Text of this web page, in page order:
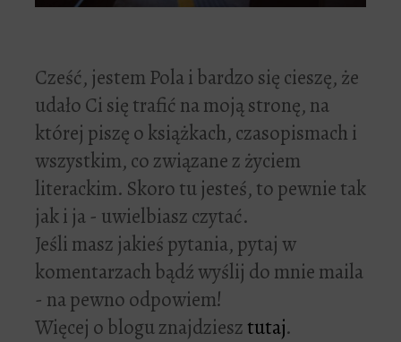
Cześć, jestem Pola i bardzo się cieszę, że
udało Ci się trafić na moją stronę, na
której piszę o książkach, czasopismach i
wszystkim, co związane z życiem
literackim. Skoro tu jesteś, to pewnie tak
jak i ja - uwielbiasz czytać.
Jeśli masz jakieś pytania, pytaj w
komentarzach bądź wyślij do mnie maila
- na pewno odpowiem!
Więcej o blogu znajdziesztutaj.